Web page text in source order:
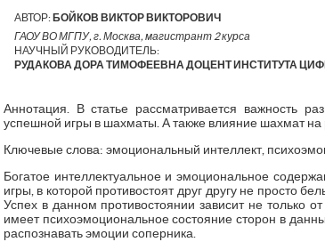
АВТОР: БОЙКОВ ВИКТОР ВИКТОРОВИЧ
ГАОУ ВО МГПУ, г. Москва, магистрант 2 курса
НАУЧНЫЙ РУКОВОДИТЕЛЬ:
РУДАКОВА ДОРА ТИМОФЕЕВНА ДОЦЕНТ ИНСТИТУТА
Аннотация. В статье рассматривается важность
успешной игры в шахматы. А также влияние шахмат на
Ключевые слова: эмоциональный интеллект,
Богатое интеллектуальное и эмоциональное
игры, в которой противостоят друг другу не просто
Успех в данном противостоянии зависит не только
имеет психоэмоциональное состояние сторон в
распознавать эмоции соперника.